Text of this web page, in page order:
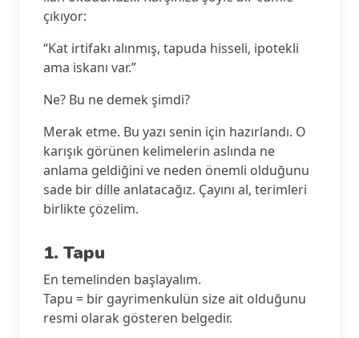
çıkıyor:
“Kat irtifakı alınmış, tapuda hisseli, ipotekli
ama iskanı var.”
Ne? Bu ne demek şimdi?
Merak etme. Bu yazı senin için hazırlandı. O
karışık görünen kelimelerin aslında ne
anlama geldiğini ve neden önemli olduğunu
sade bir dille anlatacağız. Çayını al, terimleri
birlikte çözelim.
1. Tapu
En temelinden başlayalım.
Tapu = bir gayrimenkulün size ait olduğunu
resmi olarak gösteren belgedir.